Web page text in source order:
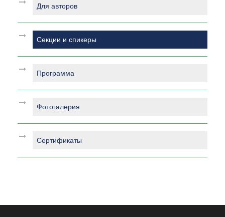
Для авторов
Секции и спикеры
Программа
Фотогалерия
Сертификаты